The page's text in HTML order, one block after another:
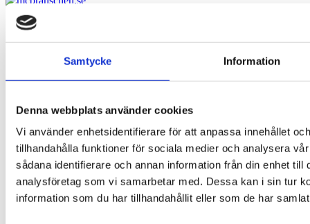
Samtycke Information
Denna webbplats använder cookies
Vi använder enhetsidentifierare för att anpassa innehållet
tillhandahålla funktioner för sociala medier och analysera
sådana identifierare och annan information från din enhet
analysföretag som vi samarbetar med. Dessa kan i sin tur
information som du har tillhandahållit eller som de har